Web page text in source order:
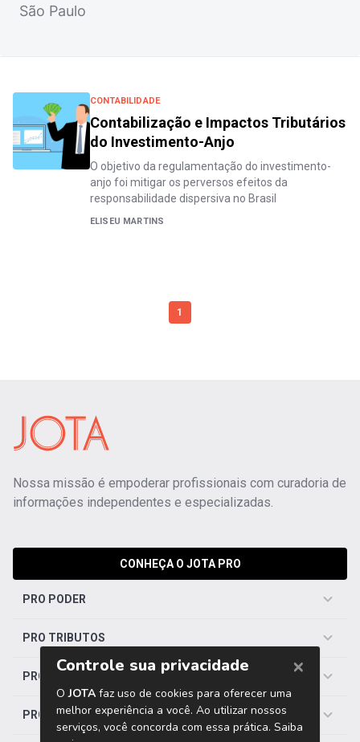
São Paulo
CONTABILIDADE
Contabilização e Impactos Tributários
do Investimento-Anjo
O objetivo da regulamentação do investimento-
anjo foi mitigar os perversos efeitos da
responsabilidade dispersiva no Brasil
ELISEU MARTINS
1
Nossa missão é empoderar profissionais com curadoria de
informações independentes e especializadas.
CONHEÇA O JOTA PRO
PRO PODER
PRO TRIBUTOS
PRO TRABALHISTA
PRO SAÚDE